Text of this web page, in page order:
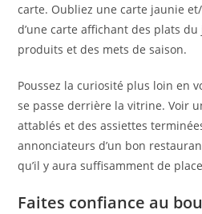
carte. Oubliez une carte jaunie
d’une carte affichant des plats du
produits et des mets de saison.
Poussez la curiosité plus loin en
se passe derrière la vitrine. Voir
attablés et des assiettes
annonciateurs d’un bon
qu’il y aura suffisamment de
Faites confiance au